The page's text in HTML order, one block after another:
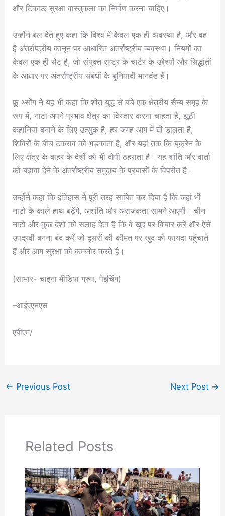
और टिकाऊ सुरक्षा वास्तुकला का निर्माण करना चाहिए।
उन्होंने बल देते हुए कहा कि विश्व में केवल एक ही व्यवस्था है, और वह
है अंतर्राष्ट्रीय कानून पर आधारित अंतर्राष्ट्रीय व्यवस्था। नियमों का
केवल एक ही सेट है, जो संयुक्त राष्ट्र के चार्टर के उद्देश्यों और सिद्धांतों
के आधार पर अंतर्राष्ट्रीय संबंधों के बुनियादी मानदंड हैं।
फ़ू थ्सोंग ने यह भी कहा कि शीत युद्ध से बचे एक क्षेत्रीय सैन्य समूह के
रूप में, नाटो अपने प्रभाव क्षेत्र का विस्तार करना चाहता है, झूठी
कहानियां बनाने के लिए उत्सुक है, हर जगह आग में घी डालता है,
शिविरों के बीच टकराव को भड़काता है, और यहां तक ​​कि यूक्रेन के
लिए क्षेत्र के बाहर के देशों को भी दोषी ठहराता है। यह शांति और वार्ता
को बढ़ावा देने के अंतर्राष्ट्रीय समुदाय के प्रयासों के विपरीत है।
उन्होंने कहा कि इतिहास ने पूरी तरह साबित कर दिया है कि जहां भी
नाटो के काले हाथ बढ़ेंगे, अशांति और अराजकता सामने आएगी। चीन
नाटो और कुछ देशों को सलाह देता है कि वे खुद पर विचार करें और ऐसे
उपद्रवी बनना बंद करें जो दूसरों की कीमत पर खुद को फायदा पहुंचाते
हैं और आम सुरक्षा को कमजोर करते हैं।
(साभार- चाइना मीडिया ग्रुप, पेइचिंग)
–आईएएनएस
एबीएम/
← Previous Post Next Post →
Related Posts